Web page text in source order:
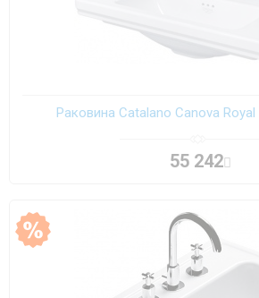
Раковина Catalano Canova
55 242